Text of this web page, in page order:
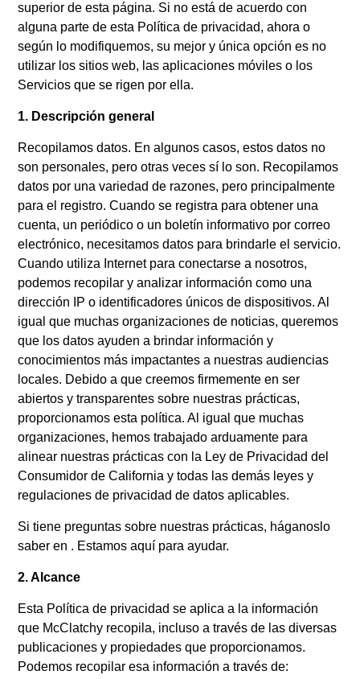
Colleen McCain Nelson named
Executive Editor of The
Sacramento Bee and Regional
Editor for McClatchy’s California
News Outlets
Return Man
Gannett and McClatchy
Collaborate to Offer Local Reach
for National Advertisers
Jeffrey Dorsey Appointed Chief
Operating Officer of McClatchy
superior de esta página. Si no está de acuerdo con
alguna parte de esta Política de privacidad, ahora o
según lo modifiquemos, su mejor y única opción es no
utilizar los sitios web, las aplicaciones móviles o los
Servicios que se rigen por ella.
1. Descripción general
Recopilamos datos. En algunos casos, estos datos no
son personales, pero otras veces sí lo son. Recopilamos
datos por una variedad de razones, pero principalmente
para el registro. Cuando se registra para obtener una
cuenta, un periódico o un boletín informativo por correo
electrónico, necesitamos datos para brindarle el servicio.
Cuando utiliza Internet para conectarse a nosotros,
podemos recopilar y analizar información como una
dirección IP o identificadores únicos de dispositivos. Al
igual que muchas organizaciones de noticias, queremos
que los datos ayuden a brindar información y
conocimientos más impactantes a nuestras audiencias
locales. Debido a que creemos firmemente en ser
abiertos y transparentes sobre nuestras prácticas,
proporcionamos esta política. Al igual que muchas
organizaciones, hemos trabajado arduamente para
alinear nuestras prácticas con la Ley de Privacidad del
Consumidor de California y todas las demás leyes y
regulaciones de privacidad de datos aplicables.
Si tiene preguntas sobre nuestras prácticas, háganoslo
saber en . Estamos aquí para ayudar.
2. Alcance
Esta Política de privacidad se aplica a la información
que McClatchy recopila, incluso a través de las diversas
publicaciones y propiedades que proporcionamos.
Podemos recopilar esa información a través de: